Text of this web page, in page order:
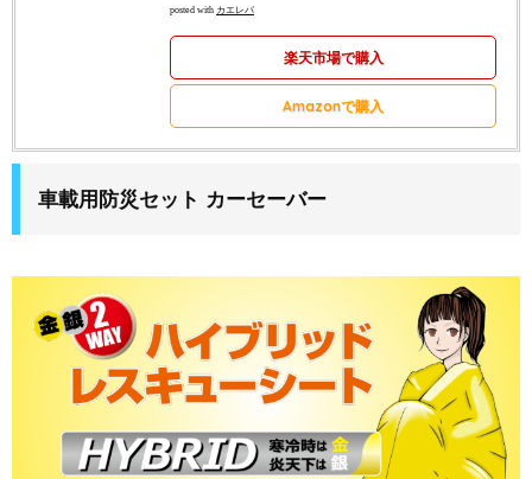
posted with カエレバ
楽天市場で購入
Amazonで購入
車載用防災セット カーセーバー